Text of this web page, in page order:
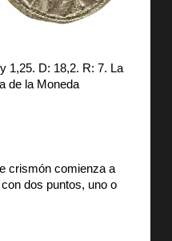
1,25. D: 18,2. R: 7. La
de la Moneda
crismón comienza a
dos puntos, uno o